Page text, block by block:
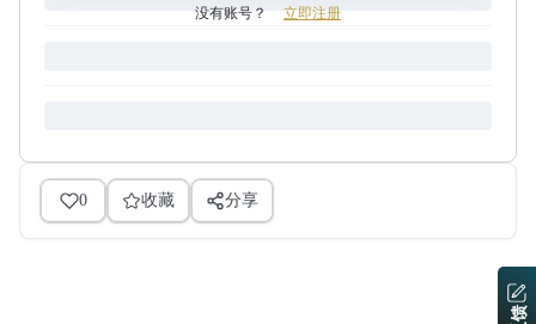
没有账号？ 立即注册
0 收藏 分享